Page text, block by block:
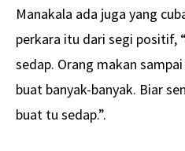
Manakala ada juga yang
perkara itu dari segi positif,
sedap. Orang makan
buat banyak-banyak. Biar
buat tu sedap.”.